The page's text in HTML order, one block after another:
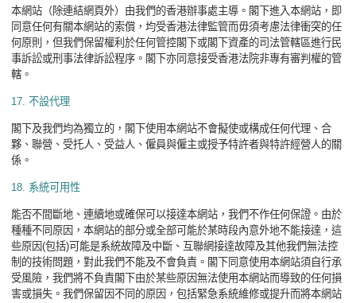
本網站（除連結網頁外）由我們的香港辦事處主導。閣下進入本網站，即
同意任何有關本網站的索償，均受香港法律監管而毋須考慮法律衝突的任
何原則，但我們保留權利於任何管控閣下或閣下資產的司法管轄區進行民
事訴訟或刑事法律訴訟程序。閣下亦同意接受香港法院非專有審判權的管
轄。
17. 不設代理
閣下及我們均為獨立的，閣下使用本網站不會擬使或構成任何代理、合
夥、聯營、受托人、受益人、僱員與僱主或授予特許者與特許經營人的關
係。
18. 系統可用性
能否不間斷地、連續地或確保可以接達本網站，我們不作任何保證。由於
種種不同原因，本網站的部分或全部可能於某時段內意外地不能接達，這
些原因(包括)可能是系統故障及中斷、互聯網接達故障及其他我們無法控
制的技術問題，對此我們不能及不會負責。閣下同意使用本網站須自行承
受風險，我們將不負責閣下由於某些原因無法使用本網站而導致的任何損
害或損失。我們保留因不同的原因，包括緊急系統維修或提升而將本網站